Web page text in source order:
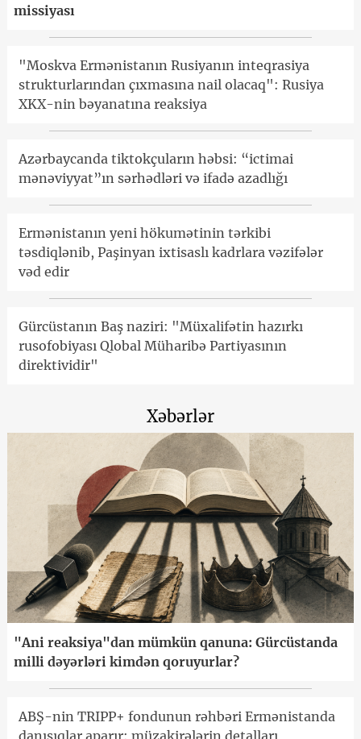
missiyası
"Moskva Ermənistanın Rusiyanın inteqrasiya
strukturlarından çıxmasına nail olacaq": Rusiya
XKX-nin bəyanatına reaksiya
Azərbaycanda tiktokçuların həbsi: “ictimai
mənəviyyat”ın sərhədləri və ifadə azadlığı
Ermənistanın yeni hökumətinin tərkibi
təsdiqlənib, Paşinyan ixtisaslı kadrlara vəzifələr
vəd edir
Gürcüstanın Baş naziri: "Müxalifətin hazırkı
rusofobiyası Qlobal Müharibə Partiyasının
direktividir"
Xəbərlər
"Ani reaksiya"dan mümkün qanuna: Gürcüstanda
milli dəyərləri kimdən qoruyurlar?
ABŞ-nin TRIPP+ fondunun rəhbəri Ermənistanda